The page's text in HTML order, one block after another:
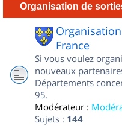
Organisation de
France
Si vous voulez
nouveaux
Départements
95.
Modérateur :
Sujets : 144